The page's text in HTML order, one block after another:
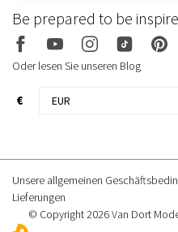
Be prepared to be
Oder lesen Sie unseren Blog
€
Unsere allgemeinen
Lieferungen
© Copyright 2026 Van Dort